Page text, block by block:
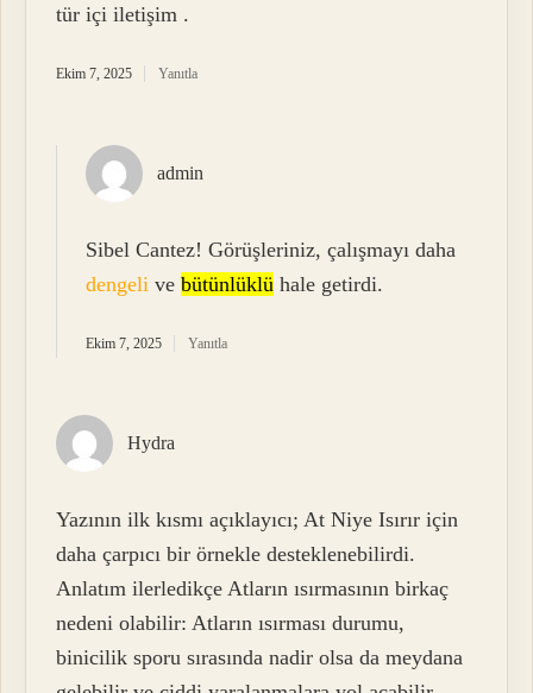
tür içi iletişim .
Ekim 7, 2025 Yanıtla
admin
Sibel Cantez! Görüşleriniz, çalışmayı daha
dengeli vebütünlüklü hale getirdi.
Ekim 7, 2025 Yanıtla
Hydra
Yazının ilk kısmı açıklayıcı; At Niye Isırır için
daha çarpıcı bir örnekle desteklenebilirdi.
Anlatım ilerledikçe Atların ısırmasının birkaç
nedeni olabilir: Atların ısırması durumu,
binicilik sporu sırasında nadir olsa da meydana